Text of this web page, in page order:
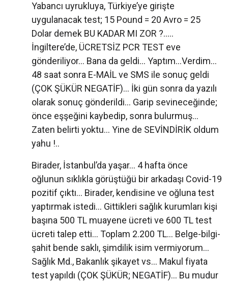
Yabancı uyrukluya, Türkiye’ye girişte
uygulanacak test; 15 Pound = 20 Avro = 25
Dolar demek BU KADAR MI ZOR ?.....
İngiltere’de, ÜCRETSİZ PCR TEST eve
gönderiliyor... Bana da geldi... Yaptım...Verdim...
48 saat sonra E-MAİL ve SMS ile sonuç geldi
(ÇOK ŞÜKÜR NEGATİF)... İki gün sonra da yazılı
olarak sonuç gönderildi... Garip sevineceğinde;
önce eşşeğini kaybedip, sonra bulurmuş...
Zaten belirti yoktu... Yine de SEVİNDİRİK oldum
yahu !..
Birader, İstanbul’da yaşar... 4 hafta önce
oğlunun sıklıkla görüştüğü bir arkadaşı Covid-19
pozitif çıktı... Birader, kendisine ve oğluna test
yaptırmak istedi... Gittikleri sağlık kurumları kişi
başına 500 TL muayene ücreti ve 600 TL test
ücreti talep etti... Toplam 2.200 TL... Belge-bilgi-
şahit bende saklı, şimdilik isim vermiyorum...
Sağlık Md., Bakanlık şikayet vs... Makul fiyata
test yapıldı (ÇOK ŞÜKÜR; NEGATİF)... Bu mudur